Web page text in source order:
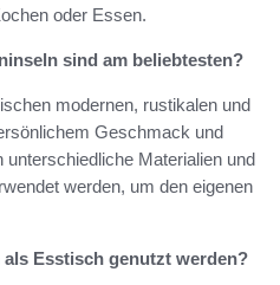
oder Essen.
sind am beliebtesten?
modernen, rustikalen und
Geschmack und
Materialien und
werden, um den eigenen
Esstisch genutzt werden?